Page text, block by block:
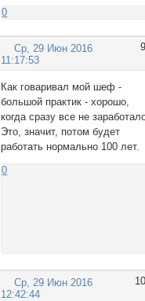
0
9
Ср, 29 Июн 2016
11:17:53
Как говаривал мой шеф -
большой практик - хорошо,
когда сразу все не
Это, значит, потом будет
работать нормально 100 лет.
0
10
Ср, 29 Июн 2016
12:42:44